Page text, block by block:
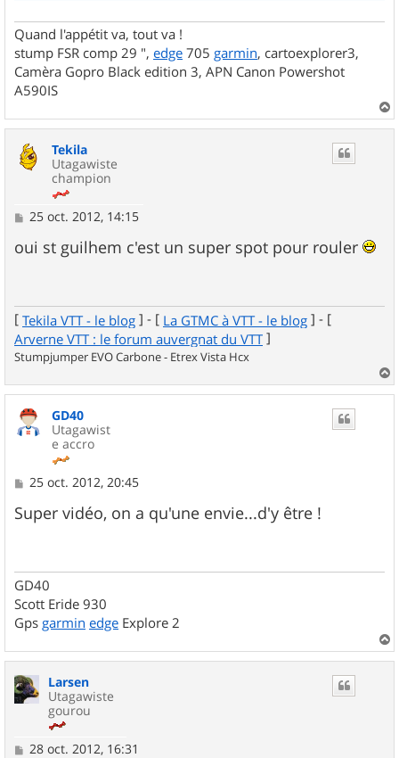
Quand l'appétit va, tout va !
stump FSR comp 29 ", edge 705 garmin, cartoexplorer3,
Camèra Gopro Black edition 3, APN Canon Powershot
A590IS
a
Tekila
Utagawiste
champion
M
s
s
25 oct. 2012, 14:15
oui st guilhem c'est un super spot pour rouler
[ Tekila VTT - le blog ] - [ La GTMC à VTT - le blog ] - [
Arverne VTT : le forum auvergnat du VTT ]
Stumpjumper EVO Carbone - Etrex Vista Hcx
a
GD40
Utagawist
e accro
M
s
s
25 oct. 2012, 20:45
Super vidéo, on a qu'une envie...d'y être !
GD40
Scott Eride 930
Gps garmin edge Explore 2
a
Larsen
Utagawiste
gourou
M
28 oct. 2012, 16:31